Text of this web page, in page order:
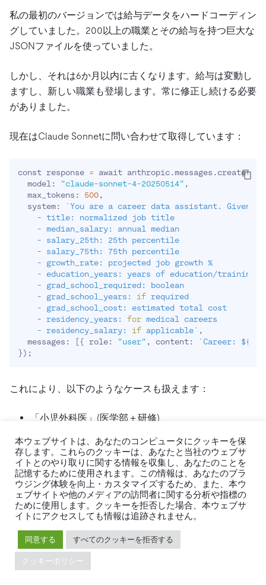
私の最初のバージョンでは給与データをハードコーディン
グしていました。200以上の職業とその給与を持つ巨大な
JSONファイルを使っていました。
しかし、それは6か月以内に古くなります。給与は変動し
ますし、新しい職業も登場します。常に修正し続ける必要
がありました。
現在はClaude Sonnetに問い合わせて取得しています：
const response = await anthropic.messages.create({
  model:
"claude-sonnet-4-20250514" ,
  max_tokens:
500,
  system:
`You are a career data assistant. Given
    - title: normalized job title
    - median_salary: annual median
    - salary_25th: 25th percentile
    - salary_75th: 75th percentile
    - growth_rate: projected job growth %
- education_years: years of education/training
    - grad_school_required: boolean
    - grad_school_years:
if required
    - grad_school_cost: estimated total cost
    - residency_years:
for medical careers
    - residency_salary:
if applicable` ,
  messages:
[{ role: "user" , content: ` Career: ${
}) ;
これにより、以下のようなケースも扱えます：
「小児外科医」(医学部＋研修)
「特許弁護士」(学部後に法科大学院)
一般的な職業については、結果をメモリ内にキャッシュし
て、同じ問い合わせの繰り返し呼び出しを避けています。
React Flowの意思決定ツリーで財務パスを可
私は、主要なライフステージでの成果を示す意思決定ツリ
ーを生成します：
本ウェブサイトは、あなたのコンピュータにクッキーを保
存します。これらのクッキーは、あなたと当社のウェブサ
イトとのやり取りに関する情報を収集し、あなたのことを
記憶するために使用されます。この情報は、あなたのブラ
ウジング体験を向上・カスタマイズするため、また、本ウ
ェブサイトや他のメディアの訪問者に関する分析や指標の
ために使用します。クッキーを拒否した場合、本ウェブサ
イトにアクセスしても情報は追跡されません。
同意する すべてのクッキーを拒否する
クッキーポリシー